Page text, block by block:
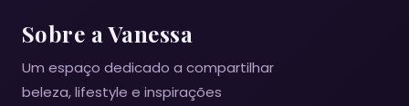
Sobre a Vanessa
Um espaço dedicado a compartilhar
beleza, lifestyle e inspirações